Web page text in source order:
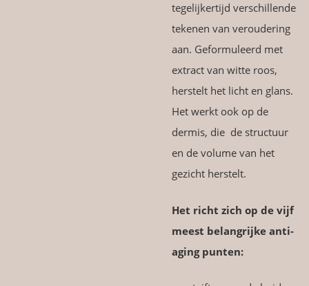
tegelijkertijd verschillende
tekenen van veroudering
aan. Geformuleerd met
extract van witte roos,
herstelt het licht en glans.
Het werkt ook op de
dermis, die de structuur
en de volume van het
gezicht herstelt.
Het richt zich op de vijf
meest belangrijke anti-
aging punten: